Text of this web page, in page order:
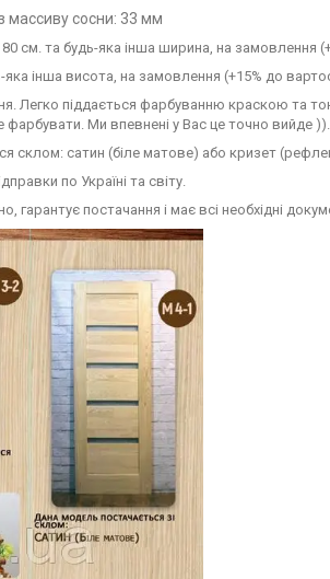
массиву сосни: 33 мм
см. та будь-яка інша ширина, на замовлення
інша висота, на замовлення (+15% до
Легко піддається фарбуванню краскою та
Ми впевнені у Вас це точно вийде )).
сатин (біле матове) або кризет
по Україні та світу.
постачання і має всі необхідні